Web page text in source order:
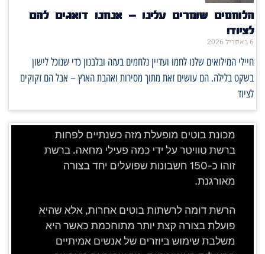
הלוחמים שומרים עלינו – אנחנו דואגים להם
לציוד!
6 באפריל 2026
חיילי המילואים שלנו לחמו ועדיין נלחמים בעזה ובלבנון כדי שנוכל לישון
בשקט בלילה. הם עושים זאת מתוך מסירות ואהבת הארץ – אבל הם זקוקים
לציוד